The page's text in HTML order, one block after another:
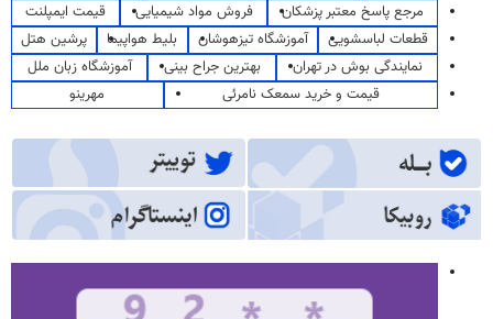
مرجع پاسخ معتبر پزشکان
فروش مواد شیمیایی
قیمت ایمپلنت
قطعات لباسشویی
آموزشگاه تیزهوشان بلیط هواپیما
پرشین هتل
نمایندگی بوش در تهران
بهترین جراح بینی
آموزشگاه زبان ملل
قیمت و خرید سمعک نامرئی
مهرینو